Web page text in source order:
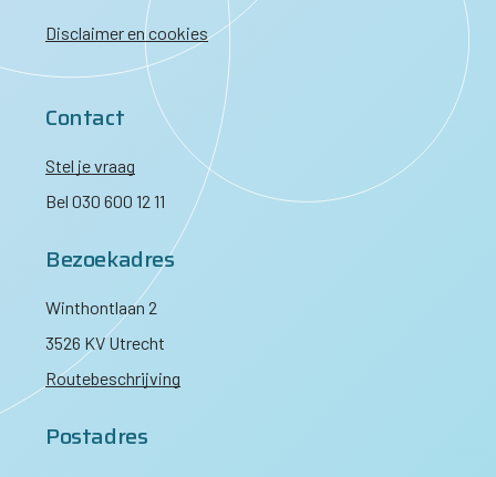
Disclaimer en cookies
Contact
Stel je vraag
Bel 030 600 12 11
Bezoekadres
Winthontlaan 2
3526 KV Utrecht
Routebeschrijving
Postadres